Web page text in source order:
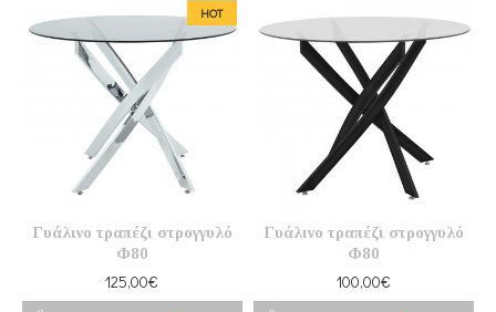
HOT
Γυάλινο τραπέζι στρογγυλό
Φ80
125,00€
Γυάλινο τραπέζι στρογγυλό
Φ80
100,00€